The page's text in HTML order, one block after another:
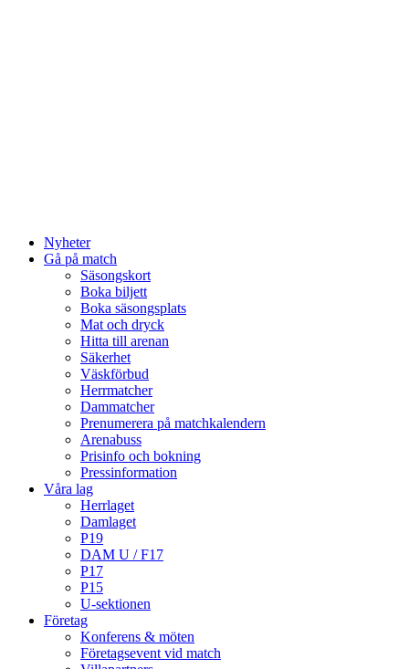
Nyheter
Gå på match
Säsongskort
Boka biljett
Boka säsongsplats
Mat och dryck
Hitta till arenan
Säkerhet
Väskförbud
Herrmatcher
Dammatcher
Prenumerera på matchkalendern
Arenabuss
Prisinfo och bokning
Pressinformation
Våra lag
Herrlaget
Damlaget
P19
DAM U / F17
P17
P15
U-sektionen
Företag
Konferens & möten
Företagsevent vid match